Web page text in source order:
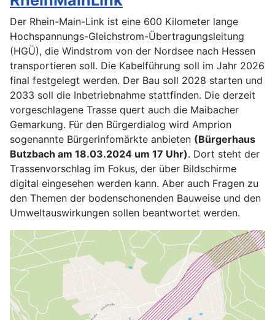
Der Rhein-Main-Link ist eine 600 Kilometer lange
Hochspannungs-Gleichstrom-Übertragungsleitung
(HGÜ), die Windstrom von der Nordsee nach Hessen
transportieren soll. Die Kabelführung soll im Jahr 2026
final festgelegt werden. Der Bau soll 2028 starten und
2033 soll die Inbetriebnahme stattfinden. Die derzeit
vorgeschlagene Trasse quert auch die Maibacher
Gemarkung. Für den Bürgerdialog wird Amprion
sogenannte Bürgerinfomärkte anbieten (Bürgerhaus
Butzbach am 18.03.2024 um 17 Uhr). Dort steht der
Trassenvorschlag im Fokus, der über Bildschirme
digital eingesehen werden kann. Aber auch Fragen zu
den Themen der bodenschonenden Bauweise und den
Umweltauswirkungen sollen beantwortet werden.